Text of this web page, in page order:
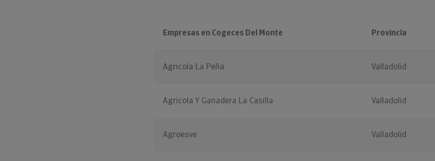
Empresas en Cogeces Del Monte Provincia
Agricola La Peña Valladolid
Agricola Y Ganadera La Casilla Valladolid
Agroesve Valladolid